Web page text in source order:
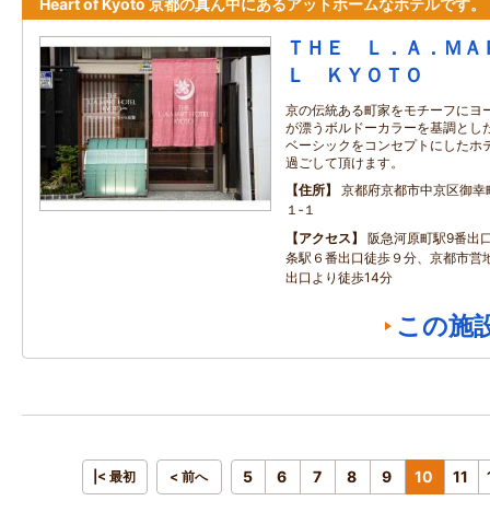
Heart of Kyoto 京都の真ん中にあるアットホームなホテルです。
ＴＨＥ Ｌ．Ａ．Ｍ
Ｌ ＫＹＯＴＯ
京の伝統ある町家をモチーフにヨ
が漂うボルドーカラーを基調とし
ベーシックをコンセプトにしたホ
過ごして頂けます。
住所
京都府京都市中京区御
１‐１
アクセス
阪急河原町駅9番出
条駅６番出口徒歩９分、京都市営
出口より徒歩14分
この施
|< 最初 < 前へ 5 6 7 8 9 10 11